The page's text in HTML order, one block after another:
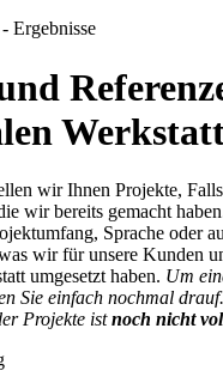
Ergebnisse
wir Ihnen Projekte,
wir bereits gemacht
Sprache oder
wir für unsere Kunden
umgesetzt haben. Um
Sie einfach nochmal
Projekte istnoch nicht